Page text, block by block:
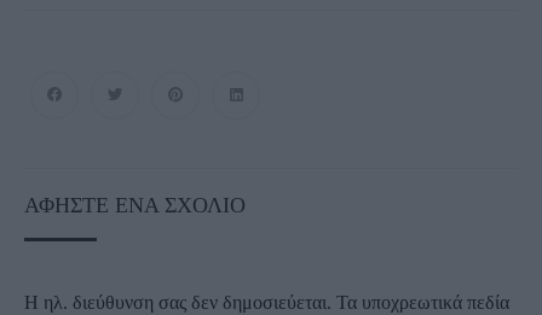
ΑΦΉΣΤΕ ΈΝΑ ΣΧΌΛΙΟ
Η ηλ. διεύθυνση σας δεν δημοσιεύεται. Τα υποχρεωτικά πεδία